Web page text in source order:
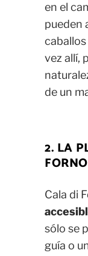
en el
pueden
vez allí,
de un
2. LA
FORNO
Cala di
sólo se
guía o